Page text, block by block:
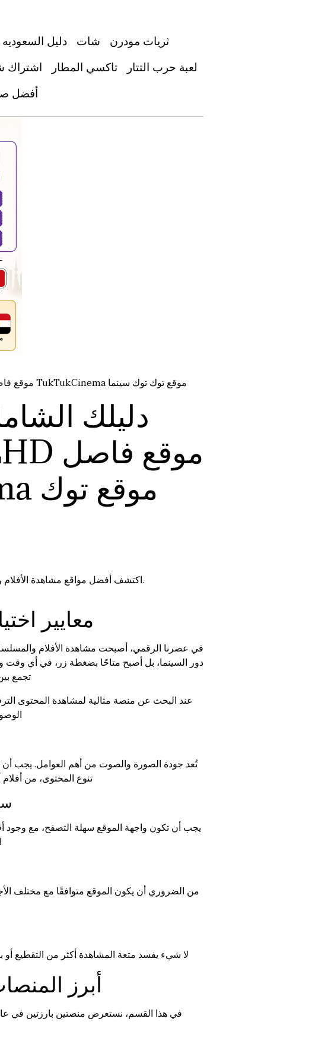
دليل السعوديه شات
ثريات مودرن
اشتراك تاكسي المطار
لعبة حرب التتار
أفضل
دليلك الشامل: أفضل مواقع مشاهدة الأفلام والمسلسلات أون لاين FASELHD موقع فاصل إعلاني الاصلي TukTukCinema موقع توك توك سينما
دليلك
اكتشف أفضل مواقع مشاهدة الأفلام والمسلسلات الأجنبية والآسيوية والأنمي بجودة عالية. دليلك الكامل للاستمتاع بتجربة ترفيه لا مثيل لها.
معايير
في عصرنا الرقمي، أصبحت مشاهدة الأفلام
دور السينما، بل أصبح متاحًا بضغطة زر، في أي وقت
تجمع
عند البحث عن منصة مثالية لمشاهدة المحتوى
تنوع المحتوى، من
يجب أن تكون واجهة الموقع سهلة التصفح، مع
من الضروري أن يكون الموقع متوافقًا مع مختلف
لا شيء يفسد متعة المشاهدة أكثر من التقطيع
أبرز
في هذا القسم، نستعرض منصتين بارزتين في